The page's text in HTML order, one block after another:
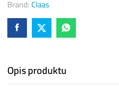
Brand: Claas
Opis produktu